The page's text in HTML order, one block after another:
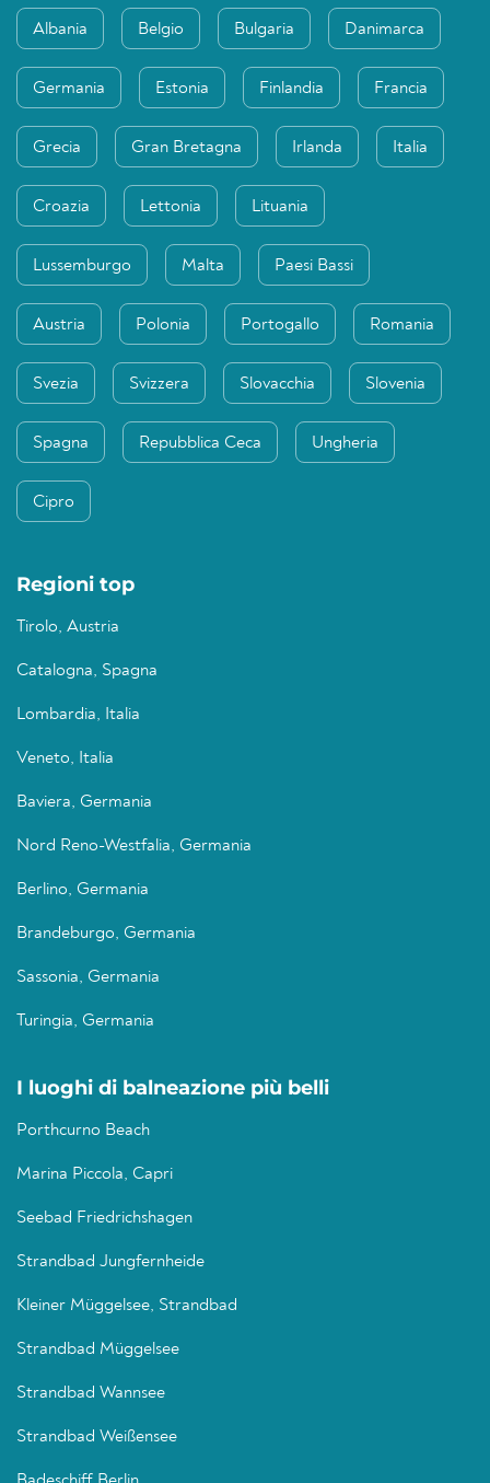
Albania Belgio Bulgaria Danimarca
Germania Estonia Finlandia Francia
Grecia Gran Bretagna Irlanda Italia
Croazia Lettonia Lituania
Lussemburgo Malta Paesi Bassi
Austria Polonia Portogallo Romania
Svezia Svizzera Slovacchia Slovenia
Spagna Repubblica Ceca Ungheria
Cipro
Regioni top
Tirolo, Austria
Catalogna, Spagna
Lombardia, Italia
Veneto, Italia
Baviera, Germania
Nord Reno-Westfalia, Germania
Berlino, Germania
Brandeburgo, Germania
Sassonia, Germania
Turingia, Germania
I luoghi di balneazione più belli
Porthcurno Beach
Marina Piccola, Capri
Seebad Friedrichshagen
Strandbad Jungfernheide
Kleiner Müggelsee, Strandbad
Strandbad Müggelsee
Strandbad Wannsee
Strandbad Weißensee